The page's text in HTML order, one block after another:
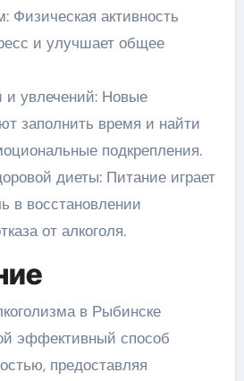
Физическая активность
и улучшает общее
и увлечений: Новые
заполнить время и найти
подкрепления.
диеты: Питание играет
в восстановлении
от алкоголя.
в Рыбинске
эффективный способ
предоставляя